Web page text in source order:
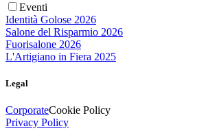
Eventi
Identità Golose 2026
Salone del Risparmio 2026
Fuorisalone 2026
L'Artigiano in Fiera 2025
Legal
CorporateCookie Policy
Privacy Policy